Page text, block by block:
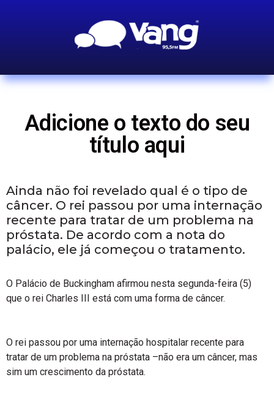
Adicione o texto do seu
título aqui
Ainda não foi revelado qual é o tipo de
câncer. O rei passou por uma internação
recente para tratar de um problema na
próstata. De acordo com a nota do
palácio, ele já começou o tratamento.
O Palácio de Buckingham afirmou nesta segunda-feira (5)
que o rei Charles III está com uma forma de câncer.
O rei passou por uma internação hospitalar recente para
tratar de um problema na próstata –não era um câncer, mas
sim um crescimento da próstata.